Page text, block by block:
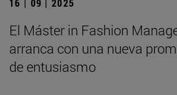
16 | 09 | 2025
El Máster in Fashion
arranca con una nueva
de entusiasmo